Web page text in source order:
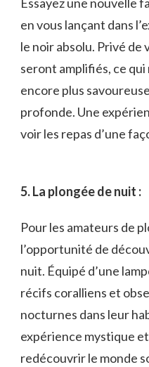
Essayez une‍ nouvelle
en vous lançant dans
le noir absolu. Privé de
seront ‌amplifiés, ​ce
encore plus
profonde. Une
voir les⁤ repas d’une
5. La plongée de nuit :
Pour les amateurs de
l’opportunité‍ de
nuit. Équipé d’une
récifs coralliens et
⁣nocturnes dans​ leur‌
expérience mystique​
redécouvrir le ​monde